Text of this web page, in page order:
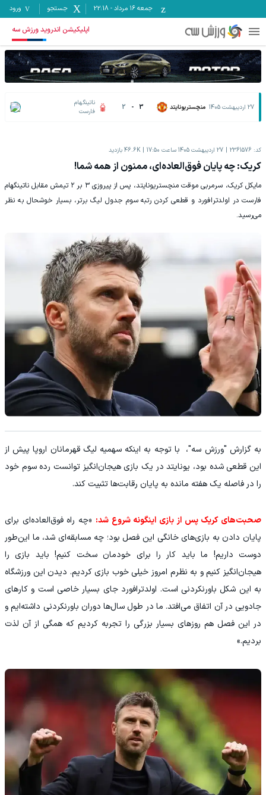
جمعه ۱۶ مرداد -
22:18 جستجو ورود
اپلیکیشن اندروید ورزش سه
27 اردیبهشت 1405 منچستریونایتد 3
-
2
ناتینگهام
فارست
کد: 2361576 27 اردیبهشت 1405 ساعت 17:50 46.6K بازدید
کریک: چه پایان فوق‌العاده‌ای، ممنون از همه شما!
مایکل کریک، سرمربی موقت منچستریونایتد، پس از پیروزی ۳ بر ۲ تیمش مقابل ناتینگهام
فارست در اولدترافورد و قطعی کردن رتبه سوم جدول لیگ برتر، بسیار خوشحال به نظر
می‌رسید.
به گزارش "ورزش سه"، با توجه به اینکه سهمیه لیگ قهرمانان اروپا پیش از
این قطعی شده بود، یونایتد در یک بازی هیجان‌انگیز توانست رده سوم خود
را در فاصله یک هفته مانده به پایان رقابت‌ها تثبیت کند.
صحبت‌های کریک پس از بازی اینگونه شروع شد: «چه راه فوق‌العاده‌ای برای
پایان دادن به بازی‌های خانگی این فصل بود؛ چه مسابقه‌ای شد، ما این‌طور
دوست داریم! ما باید کار را برای خودمان سخت کنیم! باید بازی را
هیجان‌انگیز کنیم و به نظرم امروز خیلی خوب بازی کردیم. دیدن این ورزشگاه
به این شکل باورنکردنی است. اولدترافورد جای بسیار خاصی است و کارهای
جادویی در آن اتفاق می‌افتد. ما در طول سال‌ها دوران باورنکردنی داشته‌ایم و
در این فصل هم روزهای بسیار بزرگی را تجربه کردیم که همگی از آن لذت
بردیم.»